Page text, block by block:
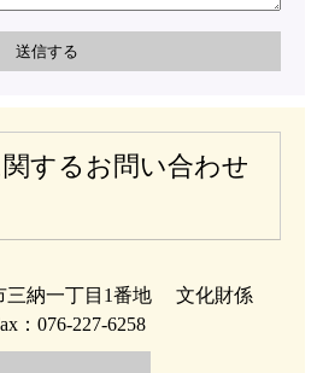
するお問い合わせ
三納一丁目1番地
文化財係
：076-227-6258